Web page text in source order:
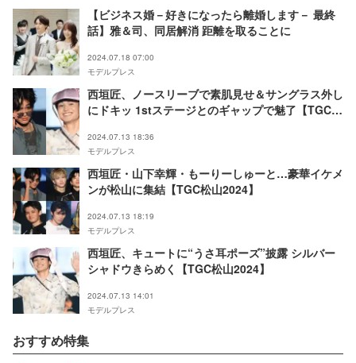
【ビジネス婚－好きになったら離婚します－ 最終
話】雅＆司、同居解消 距離を取ることに
2024.07.18 07:00
モデルプレス
西垣匠、ノースリーブで素肌見せ＆サングラス外し
にドキッ 1stステージとのギャップで魅了【TGC松
2024.07.13 18:36
モデルプレス
西垣匠・山下幸輝・もーりーしゅーと…豪華イケメ
ンが松山に集結【TGC松山2024】
2024.07.13 18:19
モデルプレス
西垣匠、キュートに“うさ耳ポーズ”披露 シルバー
シャドウきらめく【TGC松山2024】
2024.07.13 14:01
モデルプレス
おすすめ特集